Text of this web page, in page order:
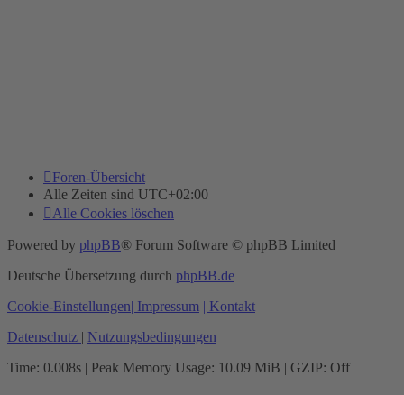
Foren-Übersicht
Alle Zeiten sind UTC+02:00
Alle Cookies löschen
Powered by phpBB® Forum Software © phpBB Limited
Deutsche Übersetzung durch phpBB.de
Cookie-Einstellungen| Impressum | Kontakt
Datenschutz | Nutzungsbedingungen
Time: 0.008s | Peak Memory Usage: 10.09 MiB | GZIP: Off